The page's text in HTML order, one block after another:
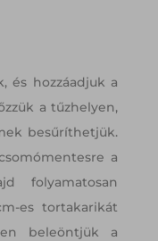
és hozzáadjuk a
a tűzhelyen,
besűríthetjük.
a
folyamatosan
es tortakarikát
beleöntjük a